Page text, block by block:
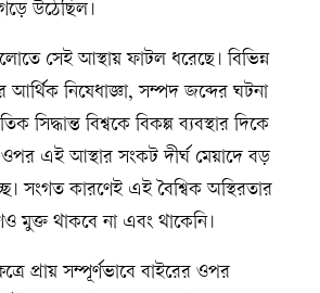
উঠেছিল।
সেই আস্থায় ফাটল ধরেছে। বিভিন্ন
আর্থিক নিষেধাজ্ঞা, সম্পদ জব্দের ঘটনা
সিদ্ধান্ত বিশ্বকে বিকল্প ব্যবস্থার দিকে
ওপর এই আস্থার সংকট দীর্ঘ মেয়াদে বড়
সংগত কারণেই এই বৈশ্বিক অস্থিরতার
মুক্ত থাকবে না এবং থাকেনি।
প্রায় সম্পূর্ণভাবে বাইরের ওপর